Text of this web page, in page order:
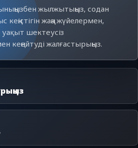
жылжытыңыз, содан
жаңа жүйелермен,
шектеусіз
кеңейтуді жалғастырыңыз.